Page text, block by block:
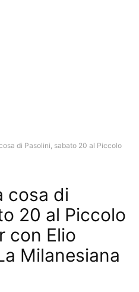
di Pasolini, sabato 20 al Piccolo
cosa di
20 al Piccolo
con Elio
Milanesiana